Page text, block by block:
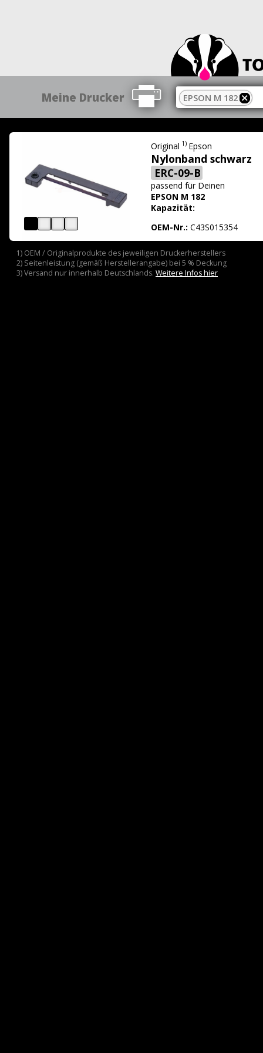
Meine Drucker EPSON M 182
Original 1) Epson
Nylonband schwarz
ERC-09-B
passend für Deinen
EPSON M 182
Kapazität:
OEM-Nr.: C43S015354
1) OEM / Originalprodukte des jeweiligen Druckerherstellers
2) Seitenleistung (gemäß Herstellerangabe) bei 5 % Deckung
3) Versand nur innerhalb Deutschlands. Weitere Infos hier